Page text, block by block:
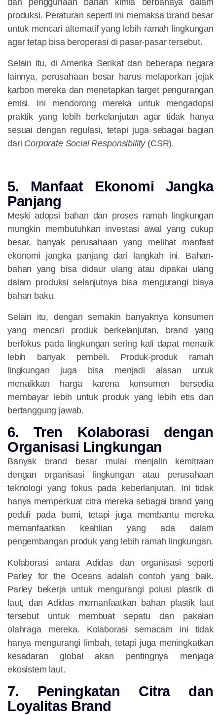
dan penggunaan bahan kimia berbahaya dalam
produksi. Peraturan seperti ini memaksa brand besar
untuk mencari alternatif yang lebih ramah lingkungan
agar tetap bisa beroperasi di pasar-pasar tersebut.
Selain itu, di Amerika Serikat dan beberapa negara
lainnya, perusahaan besar harus melaporkan jejak
karbon mereka dan menetapkan target pengurangan
emisi. Ini mendorong mereka untuk mengadopsi
praktik yang lebih berkelanjutan agar tidak hanya
sesuai dengan regulasi, tetapi juga sebagai bagian
dari Corporate Social Responsibility(CSR).
5. Manfaat Ekonomi Jangka
Panjang
Meski adopsi bahan dan proses ramah lingkungan
mungkin membutuhkan investasi awal yang cukup
besar, banyak perusahaan yang melihat manfaat
ekonomi jangka panjang dari langkah ini. Bahan-
bahan yang bisa didaur ulang atau dipakai ulang
dalam produksi selanjutnya bisa mengurangi biaya
bahan baku.
Selain itu, dengan semakin banyaknya konsumen
yang mencari produk berkelanjutan, brand yang
berfokus pada lingkungan sering kali dapat menarik
lebih banyak pembeli. Produk-produk ramah
lingkungan juga bisa menjadi alasan untuk
menaikkan harga karena konsumen bersedia
membayar lebih untuk produk yang lebih etis dan
bertanggung jawab.
6. Tren Kolaborasi dengan
Organisasi Lingkungan
Banyak brand besar mulai menjalin kemitraan
dengan organisasi lingkungan atau perusahaan
teknologi yang fokus pada keberlanjutan. Ini tidak
hanya memperkuat citra mereka sebagai brand yang
peduli pada bumi, tetapi juga membantu mereka
memanfaatkan keahlian yang ada dalam
pengembangan produk yang lebih ramah lingkungan.
Kolaborasi antara Adidas dan organisasi seperti
Parley for the Oceans adalah contoh yang baik.
Parley bekerja untuk mengurangi polusi plastik di
laut, dan Adidas memanfaatkan bahan plastik laut
tersebut untuk membuat sepatu dan pakaian
olahraga mereka. Kolaborasi semacam ini tidak
hanya mengurangi limbah, tetapi juga meningkatkan
kesadaran global akan pentingnya menjaga
ekosistem laut.
7. Peningkatan Citra dan
Loyalitas Brand